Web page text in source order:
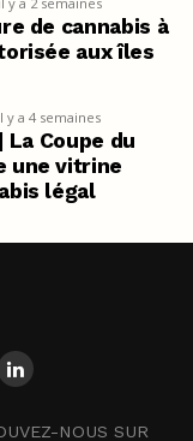
de cannabis à
aux îles
y a 4 semaines
Coupe du
une vitrine
légal
NOUS SUR